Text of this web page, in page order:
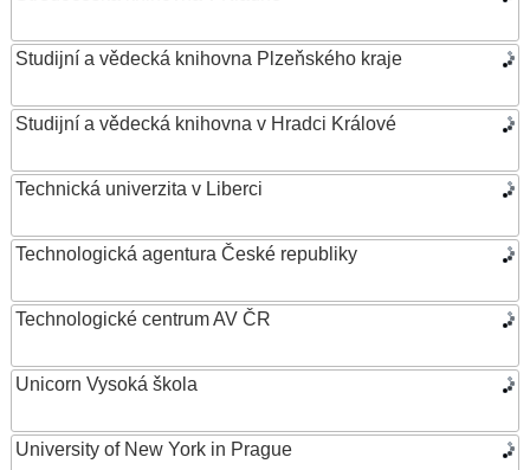
Studijní a vědecká knihovna Plzeňského kraje
Studijní a vědecká knihovna v Hradci Králové
Technická univerzita v Liberci
Technologická agentura České republiky
Technologické centrum AV ČR
Unicorn Vysoká škola
University of New York in Prague